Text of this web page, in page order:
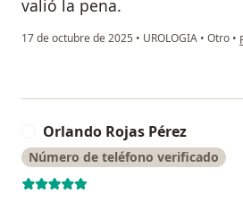
valió la pena.
17 de octubre de 2025 • UROLOGIA • Otro •
Orlando Rojas Pérez
Número de teléfono verificado